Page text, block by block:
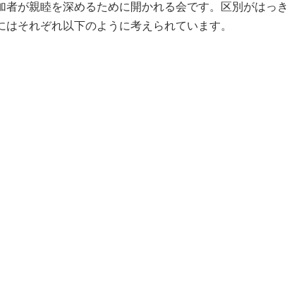
者が親睦を深めるために開かれる会です。区別がはっき
それぞれ以下のように考えられています。